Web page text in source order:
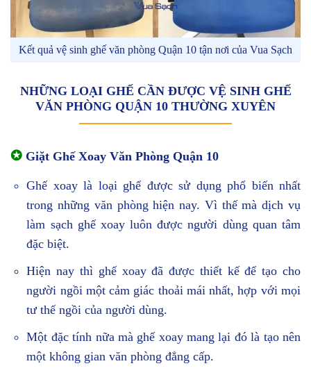
Kết quả vệ sinh ghế văn phòng Quận 10 tận nơi của Vua Sạch
NHỮNG LOẠI GHẾ CẦN ĐƯỢC VỆ SINH GHẾ
VĂN PHÒNG QUẬN 10 THƯỜNG XUYÊN
✪ Giặt Ghế Xoay Văn Phòng Quận 10
Ghế xoay là loại ghế được sử dụng phổ biến nhất
trong những văn phòng hiện nay. Vì thế mà dịch vụ
làm sạch ghế xoay luôn được người dùng quan tâm
đặc biệt.
Hiện nay thì ghế xoay đã được thiết kế để tạo cho
người ngồi một cảm giác thoải mái nhất, hợp với mọi
tư thế ngồi của người dùng.
Một đặc tính nữa mà ghế xoay mang lại đó là tạo nên
một không gian văn phòng đẳng cấp.